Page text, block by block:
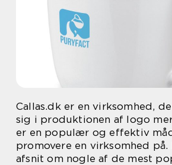
Callas.dk er en virksomhed,
sig i produktionen af logo
er en populær og effektiv
promovere en virksomhed på.
afsnit om nogle af de mest